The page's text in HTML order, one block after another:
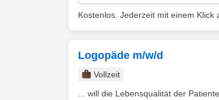
Kostenlos. Jederzeit mit einem Klick
Logopäde m/w/d
Vollzeit
... will die Lebensqualität der